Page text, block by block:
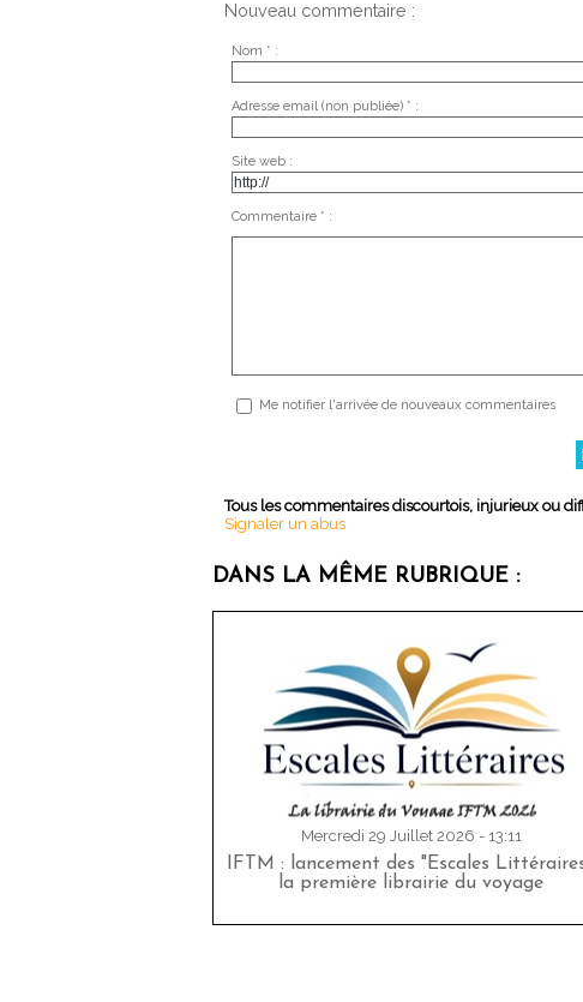
Nouveau commentaire :
Nom * :
Adresse email (non publiée) * :
Site web :
Commentaire * :
Me notifier l'arrivée de nouveaux commentaires
Tous les commentaires discourtois, injurieux ou
Signaler un abus
DANS LA MÊME RUBRIQUE :
Mercredi 29 Juillet 2026 - 13:11
IFTM : lancement des "Escales
la première librairie du voyage